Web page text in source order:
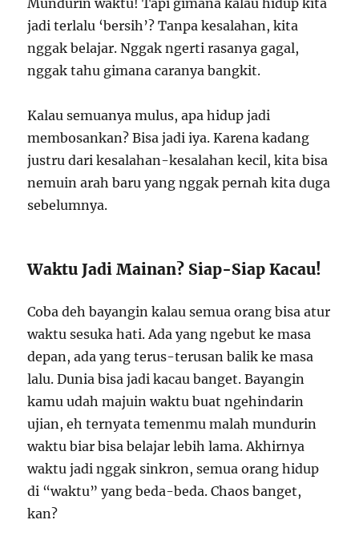
jadi terlalu ‘bersih’? Tanpa kesalahan, kita
nggak belajar. Nggak ngerti rasanya gagal,
nggak tahu gimana caranya bangkit.
Kalau semuanya mulus, apa hidup jadi
membosankan? Bisa jadi iya. Karena kadang
justru dari kesalahan-kesalahan kecil, kita bisa
nemuin arah baru yang nggak pernah kita duga
sebelumnya.
Waktu Jadi Mainan? Siap-Siap Kacau!
Coba deh bayangin kalau semua orang bisa atur
waktu sesuka hati. Ada yang ngebut ke masa
depan, ada yang terus-terusan balik ke masa
lalu. Dunia bisa jadi kacau banget. Bayangin
kamu udah majuin waktu buat ngehindarin
ujian, eh ternyata temenmu malah mundurin
waktu biar bisa belajar lebih lama. Akhirnya
waktu jadi nggak sinkron, semua orang hidup
di “waktu” yang beda-beda. Chaos banget,
kan?